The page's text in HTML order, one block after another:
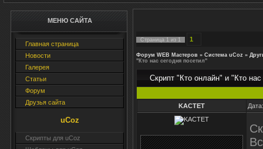
МЕНЮ САЙТА
Главная страница
Новости
Галерея
Статьи
Форум
Друзья сайта
uCoz
Скрипты для uCoz
Страница 1 из 1 1
Форум WEB Мастеров » Система uCoz »
"Кто нас сегодня посетил"
Скрипт "Кто онлайн" и "Кто
KACTET